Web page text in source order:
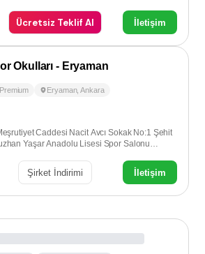
Ücretsiz Teklif Al İletişim
Okulları - Eryaman
Premium Eryaman,Ankara
Caddesi Nacit Avcı Sokak No:1 Şehit
Yaşar Anadolu Lisesi Spor Salonu
Şirket İndirimi İletişim